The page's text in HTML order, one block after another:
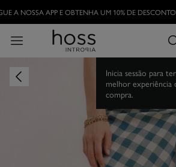
A NOSSA APP E OBTENHA UM 10% DE
Inicia sessão para
melhor experiência
compra.